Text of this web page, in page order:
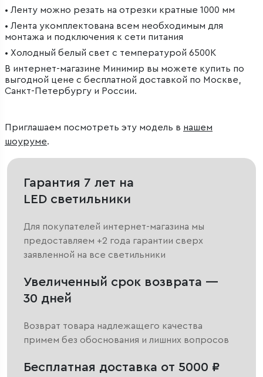
• Ленту можно резать на отрезки кратные 1000 мм
• Лента укомплектована всем необходимым для
монтажа и подключения к сети питания
• Холодный белый свет с температурой 6500К
В интернет-магазине Минимир вы можете купить по
выгодной цене с бесплатной доставкой по Москве,
Санкт-Петербургу и России.
Приглашаем посмотреть эту модель в нашем
шоуруме.
Гарантия 7 лет на
LED светильники
Для покупателей интернет-магазина мы
предоставляем +2 года гарантии сверх
заявленной на все светильники
Увеличенный срок возврата —
30 дней
Возврат товара надлежащего качества
примем без обоснования и лишних вопросов
Бесплатная доставка от 5000 ₽